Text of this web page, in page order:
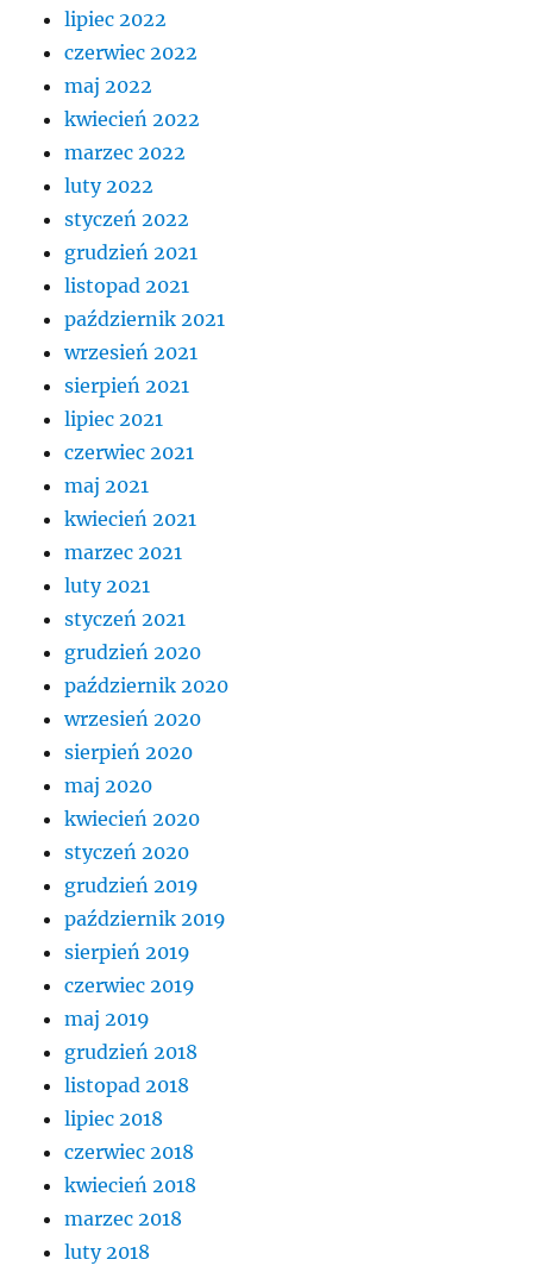
lipiec 2022
czerwiec 2022
maj 2022
kwiecień 2022
marzec 2022
luty 2022
styczeń 2022
grudzień 2021
listopad 2021
październik 2021
wrzesień 2021
sierpień 2021
lipiec 2021
czerwiec 2021
maj 2021
kwiecień 2021
marzec 2021
luty 2021
styczeń 2021
grudzień 2020
październik 2020
wrzesień 2020
sierpień 2020
maj 2020
kwiecień 2020
styczeń 2020
grudzień 2019
październik 2019
sierpień 2019
czerwiec 2019
maj 2019
grudzień 2018
listopad 2018
lipiec 2018
czerwiec 2018
kwiecień 2018
marzec 2018
luty 2018